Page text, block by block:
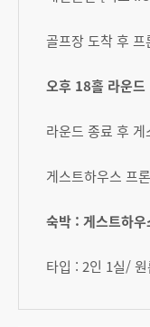
골프장 도착 후 프
오후 18홀 라운드
라운드 종료 후 게
게스트하우스 프
숙박 : 게스트하우
타입 : 2인 1실/ 원